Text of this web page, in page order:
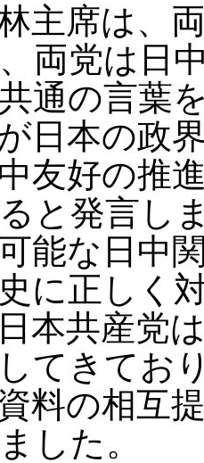
主席は、
両党は日
通の言葉
日本の政
友好の推
と発言し
能な日中
に正しく
本共産党
てきてお
料の相互
した。